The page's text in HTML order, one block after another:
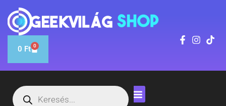
0 Ft 0